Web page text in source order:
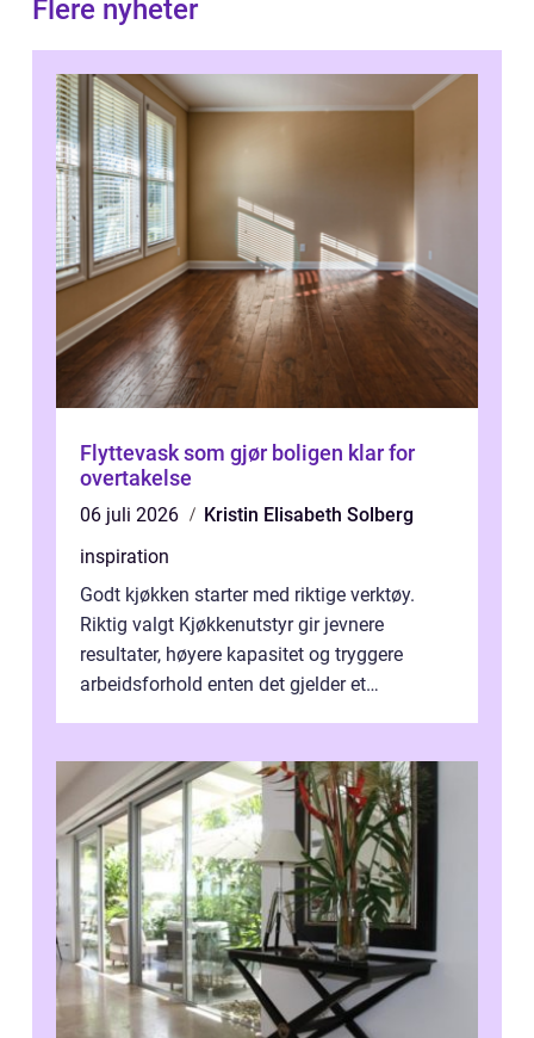
Flere nyheter
Flyttevask som gjør boligen klar for
overtakelse
06 juli 2026
Kristin Elisabeth Solberg
inspiration
Godt kjøkken starter med riktige verktøy.
Riktig valgt Kjøkkenutstyr gir jevnere
resultater, høyere kapasitet og tryggere
arbeidsforhold enten det gjelder et